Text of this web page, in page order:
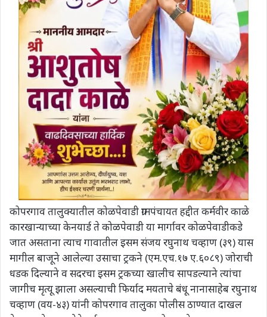
कोपरगाव तालुक्यातील कोळपेवाडी ग्रामपंचायत हद्दीत कर्मवीर काळे
कारखान्याच्या केनयार्ड ते कोळपेवाडी या मार्गावर कोळपेवाडीकडे
जात असताना त्याच गावातील इसम संजय रघुनाथ चव्हाण (३९) यास
मागील बाजूने आलेल्या उसाचा ट्रकने (एम.एच.१७ ए.६०८९) जोराची
धडक दिल्याने व सदरचा इसम ट्रकच्या खालीच सापडल्याने त्यांचा
जागीच मृत्यू झाला असल्याची फिर्याद मयताचे बंधू नानासाहेब रघुनाथ
चव्हाण (वय-४३) यांनी कोपरगाव तालुका पोलीस ठाण्यात दाखल